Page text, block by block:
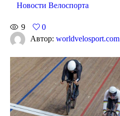
Новости Велоспорта
9
0
Автор: worldvelosport.com